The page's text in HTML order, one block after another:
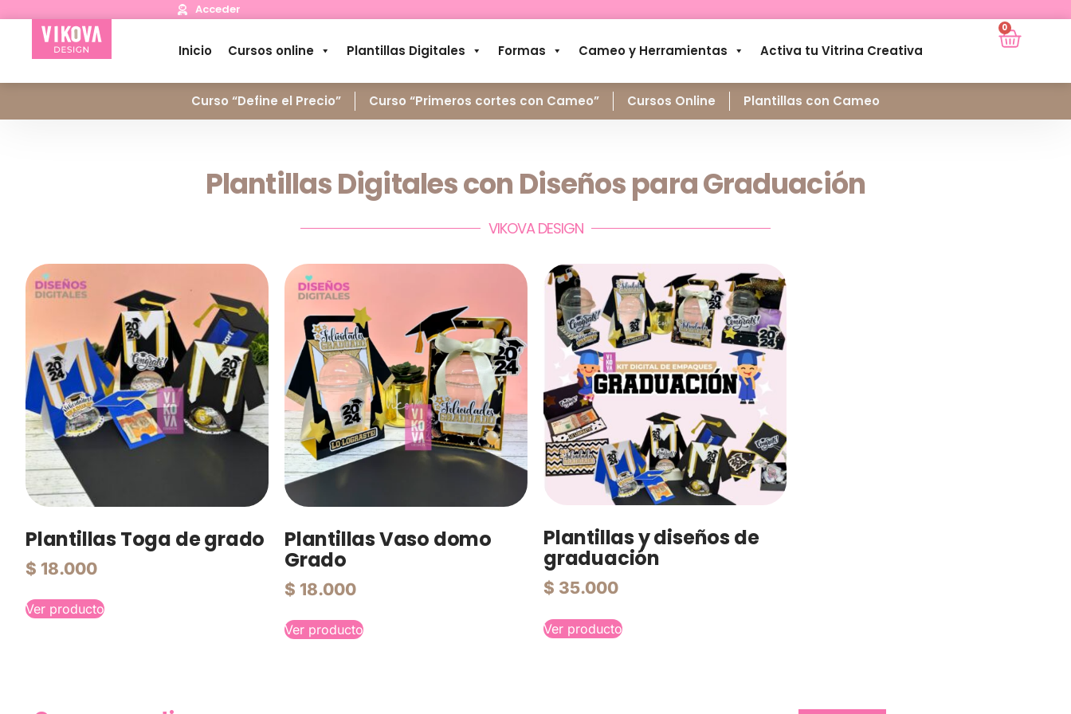
Acceder
Inicio Cursos online Plantillas Digitales Formas Cameo y Herramientas Activa tu Vitrina Creativa
0
Curso “Define el Precio” Curso “Primeros cortes con Cameo” Cursos Online Plantillas con Cameo
Plantillas Digitales con Diseños para Graduación
VIKOVA DESIGN
Plantillas Toga de grado
$ 18.000
Ver producto
Plantillas Vaso domo
Grado
$ 18.000
Ver producto
Plantillas y diseños de
graduación
$ 35.000
Ver producto